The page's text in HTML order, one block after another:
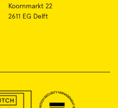
Koornmarkt 22
2611 EG Delft